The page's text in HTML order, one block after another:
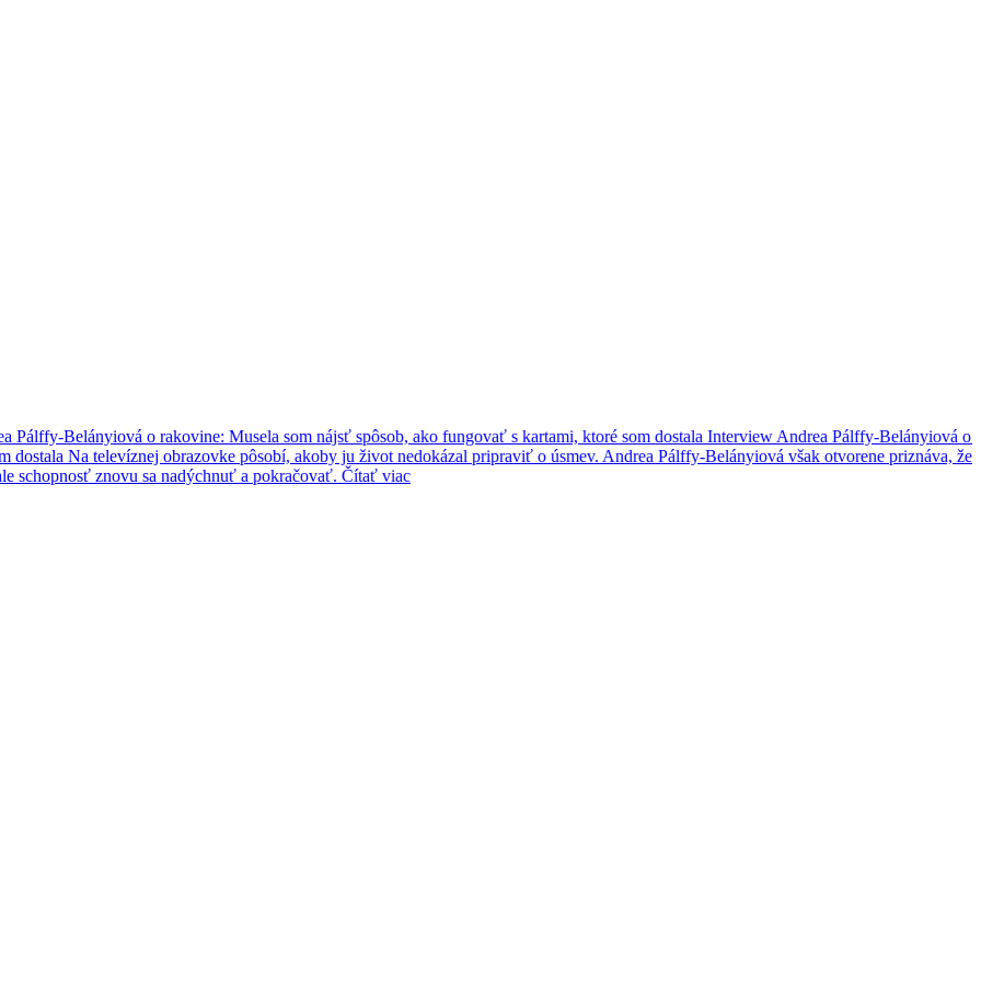
Interview Andrea Pálffy-Belányiová o rakovine: Musela som nájsť spôsob, ako fungovať s kartami,
pripraviť o úsmev. Andrea Pálffy-Belányiová však otvorene priznáva, že za jej optimizmom sa neskrýva život bez strachu, bolesti či